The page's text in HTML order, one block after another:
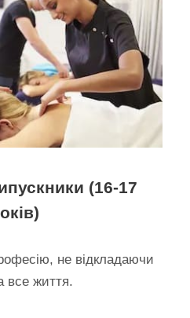
(16-17
не відкладаючи
все життя.